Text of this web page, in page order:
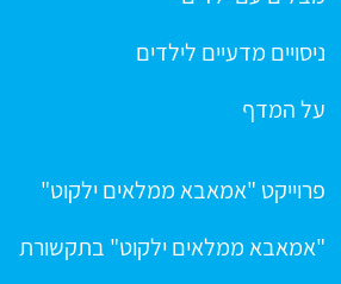
ניסויים מדעיים לילדים
על המדף
פרוייקט "אמאבא ממלאים ילקוט"
"אמאבא ממלאים ילקוט" בתקשורת